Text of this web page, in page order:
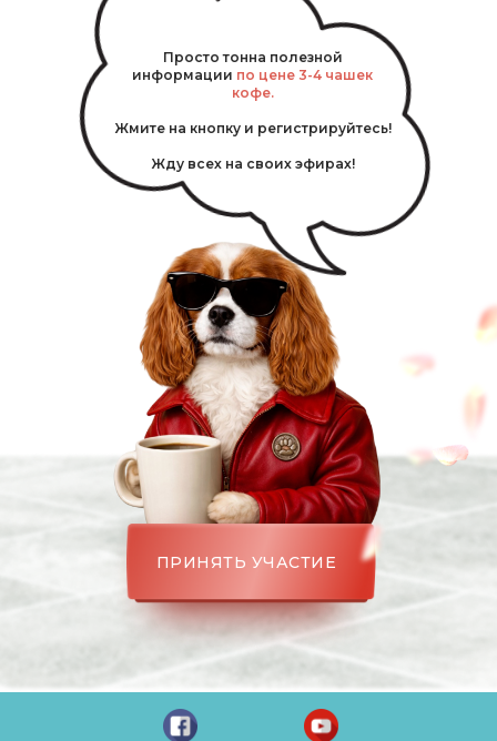
Просто тонна полезной
информации по цене 3-4 чашек
кофе.
Жмите на кнопку и регистрируйтесь!
Жду всех на своих эфирах!
ПРИНЯТЬ УЧАСТИЕ